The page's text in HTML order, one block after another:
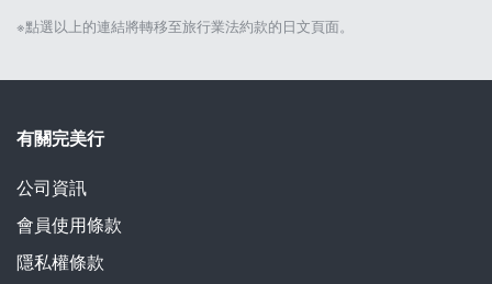
※點選以上的連結將轉移至旅行業法約款的日文頁面。
有關完美行
公司資訊
會員使用條款
隱私權條款